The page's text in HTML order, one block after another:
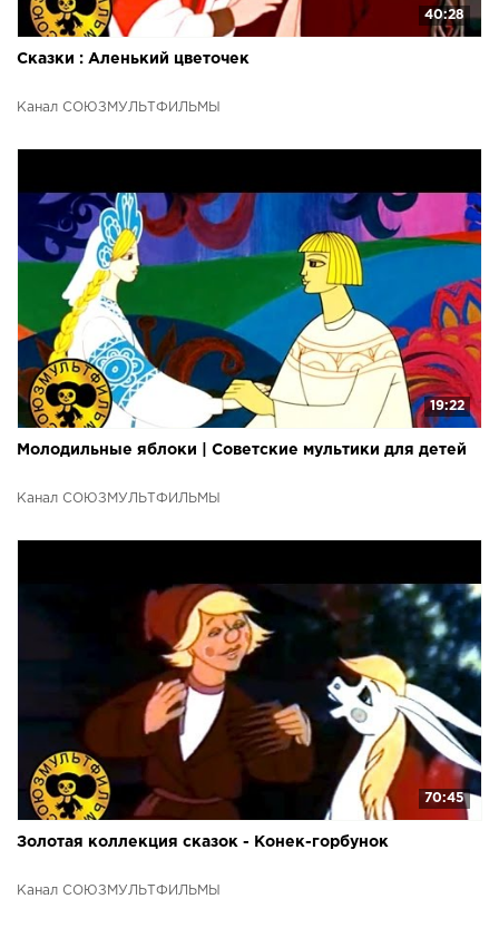
40:28
Сказки : Аленький цветочек
Канал СОЮЗМУЛЬТФИЛЬМЫ
19:22
Молодильные яблоки | Советские мультики для детей
Канал СОЮЗМУЛЬТФИЛЬМЫ
70:45
Золотая коллекция сказок - Конек-горбунок
Канал СОЮЗМУЛЬТФИЛЬМЫ